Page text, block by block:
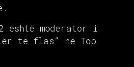
moderator i
të flas” në Top